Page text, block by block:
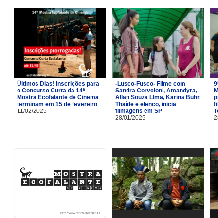
Últimos Dias! Inscrições para
o Concurso Curta da 14ª
Mostra Ecofalante de Cinema
terminam em 15 de fevereiro
11/02/2025
-Lusco-Fusco- Filme com
Sandra Corveloni, Amandyra,
Allan Souza LIma, Karina Buhr,
Thaíde e elenco, inicia
filmagens em SP
28/01/2025